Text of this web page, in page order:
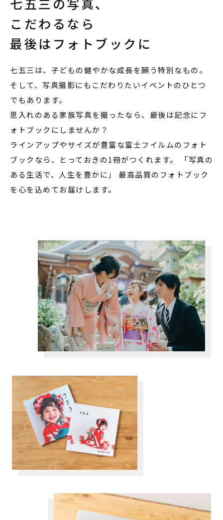
こだわるなら
最後はフォトブックに
七五三は、子どもの健やかな成長を願う特別なもの。
そして、写真撮影にもこだわりたいイベントのひとつ
でもあります。
思入れのある家族写真を撮ったなら、最後は記念にフ
ォトブックにしませんか？
ラインアップやサイズが豊富な富士フイルムのフォト
ブックなら、とっておきの1冊がつくれます。 「写真の
ある生活で、人生を豊かに」 最高品質のフォトブック
を心を込めてお届けします。